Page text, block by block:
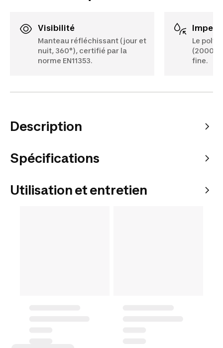
Visibilité
Manteau réfléchissant (jour et
nuit, 360°), certifié par la
norme EN11353.
Le
(2000
fine.
Description
Spécifications
Utilisation et entretien